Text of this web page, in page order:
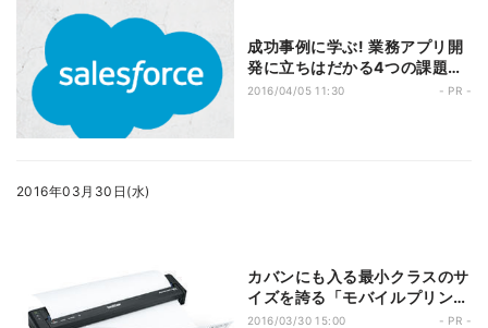
成功事例に学ぶ! 業務アプリ開
発に立ちはだかる4つの課題を
乗り越えた4社とは!?
2016/04/05 11:30 - PR -
2016年03月30日(水)
カバンにも入る最小クラスのサ
イズを誇る「モバイルプリンタ
ー」をビジネスで活用する方法
2016/03/30 15:00 - PR -